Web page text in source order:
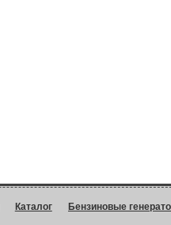
Каталог Бензиновые